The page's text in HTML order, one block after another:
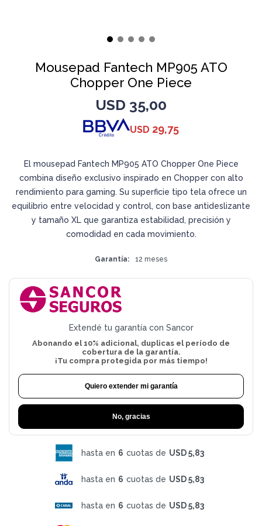
Mousepad Fantech MP905 ATO
Chopper One Piece
USD 35,00
USD 29,75
El mousepad Fantech MP905 ATO Chopper One Piece
combina diseño exclusivo inspirado en Chopper con alto
rendimiento para gaming. Su superficie tipo tela ofrece un
equilibrio entre velocidad y control, con base antideslizante
y tamaño XL que garantiza estabilidad, precisión y
comodidad en cada movimiento.
Garantía 12 meses
Extendé tu garantía con Sancor
Abonando el 10% adicional, duplicas el período de
cobertura de la garantía.
¡Tu compra protegida por más tiempo!
Quiero extender mi garantía
No, gracias
hasta en 6 cuotas de USD 5,83
hasta en 6 cuotas de USD 5,83
hasta en 6 cuotas de USD 5,83